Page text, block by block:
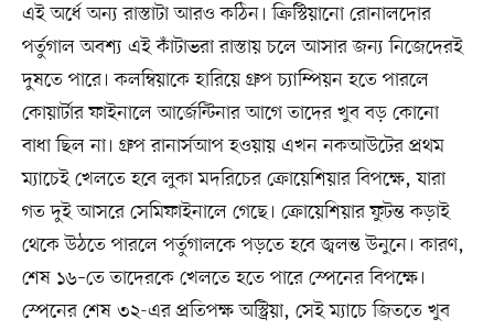
এই অর্ধে অন্য রাস্তাটা আরও কঠিন। ক্রিস্টিয়ানো রোনালদোর
পর্তুগাল অবশ্য এই কাঁটাভরা রাস্তায় চলে আসার জন্য নিজেদেরই
দুষতে পারে। কলম্বিয়াকে হারিয়ে গ্রুপ চ্যাম্পিয়ন হতে পারলে
কোয়ার্টার ফাইনালে আর্জেন্টিনার আগে তাদের খুব বড় কোনো
বাধা ছিল না। গ্রুপ রানার্সআপ হওয়ায় এখন নকআউটের প্রথম
ম্যাচেই খেলতে হবে লুকা মদরিচের ক্রোয়েশিয়ার বিপক্ষে, যারা
গত দুই আসরে সেমিফাইনালে গেছে। ক্রোয়েশিয়ার ফুটন্ত কড়াই
থেকে উঠতে পারলে পর্তুগালকে পড়তে হবে জ্বলন্ত উনুনে। কারণ,
শেষ ১৬–তে তাদেরকে খেলতে হতে পারে স্পেনের বিপক্ষে।
স্পেনের শেষ ৩২-এর প্রতিপক্ষ অস্ট্রিয়া, সেই ম্যাচে জিততে খুব